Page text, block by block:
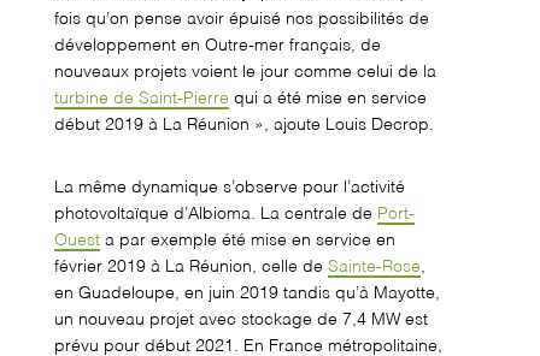
fois qu’on pense avoir épuisé nos possibilités de
développement en Outre-mer français, de
nouveaux projets voient le jour comme celui de la
turbine de Saint-Pierre qui a été mise en service
début 2019 à La Réunion », ajoute Louis Decrop.
La même dynamique s’observe pour l’activité
photovoltaïque d’Albioma. La centrale de Port-
Ouest a par exemple été mise en service en
février 2019 à La Réunion, celle de Sainte-Rose,
en Guadeloupe, en juin 2019 tandis qu’à Mayotte,
un nouveau projet avec stockage de 7,4 MW est
prévu pour début 2021. En France métropolitaine,